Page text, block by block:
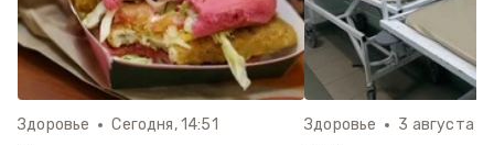
Здоровье Сегодня, 14:51 Здоровье 3 августа ,